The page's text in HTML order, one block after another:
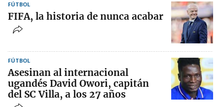
FÚTBOL
FIFA, la historia de nunca acabar
FÚTBOL
Asesinan al internacional
ugandés David Owori, capitán
del SC Villa, a los 27 años